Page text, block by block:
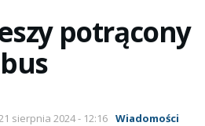
potrącony
sierpnia 2024 - 12:16 Wiadomości